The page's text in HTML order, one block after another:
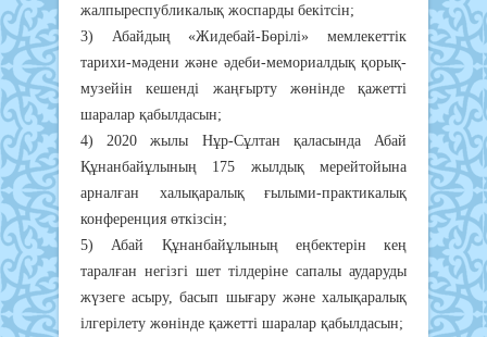
жалпыреспубликалық жоспарды бекітсін;
3) Абайдың «Жидебай-Бөрілі» мемлекеттік
тарихи-мәдени және әдеби-мемориалдық қорық-
музейін кешенді жаңғырту жөнінде қажетті
шаралар қабылдасын;
4) 2020 жылы Нұр-Сұлтан қаласында Абай
Құнанбайұлының 175 жылдық мерейтойына
арналған халықаралық ғылыми-практикалық
конференция өткізсін;
5) Абай Құнанбайұлының еңбектерін кең
таралған негізгі шет тілдеріне сапалы аударуды
жүзеге асыру, басып шығару және халықаралық
ілгерілету жөнінде қажетті шаралар қабылдасын;